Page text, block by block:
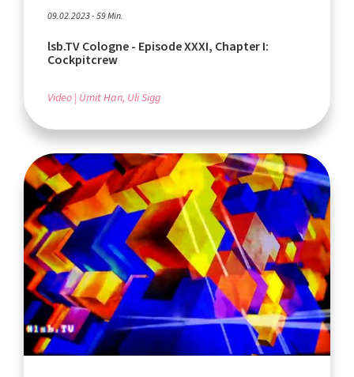
09.02.2023 - 59 Min.
lsb.TV Cologne - Episode XXXI, Chapter I:
Cockpitcrew
Video Ümit Han, Uli Sigg